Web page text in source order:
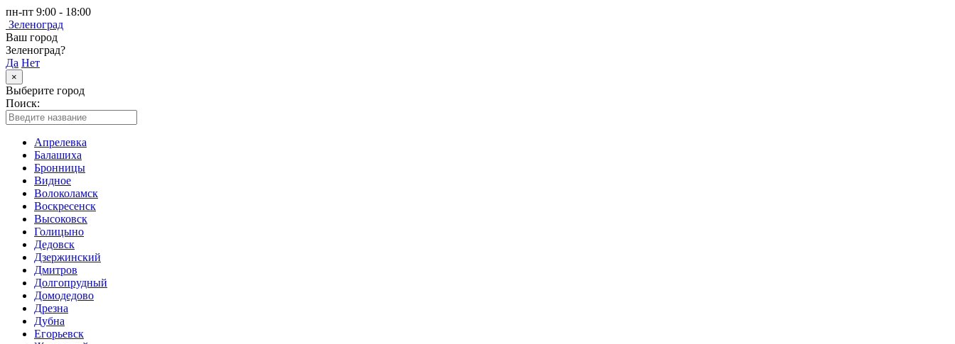
пн-пт 9:00 - 18:00
Зеленоград
Ваш город
Зеленоград?
Да Нет
×
Выберите город
Поиск:
Апрелевка
Балашиха
Бронницы
Видное
Волоколамск
Воскресенск
Высоковск
Голицыно
Дедовск
Дзержинский
Дмитров
Долгопрудный
Домодедово
Дрезна
Дубна
Егорьевск